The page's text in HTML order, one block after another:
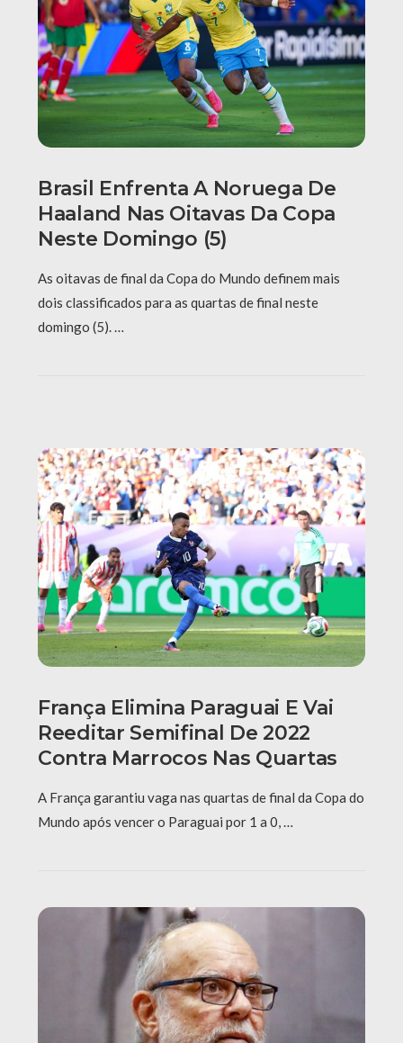
Brasil Enfrenta A Noruega De
Haaland Nas Oitavas Da Copa
Neste Domingo (5)
As oitavas de final da Copa do Mundo definem mais
dois classificados para as quartas de final neste
domingo (5). …
França Elimina Paraguai E Vai
Reeditar Semifinal De 2022
Contra Marrocos Nas Quartas
A França garantiu vaga nas quartas de final da Copa do
Mundo após vencer o Paraguai por 1 a 0, …